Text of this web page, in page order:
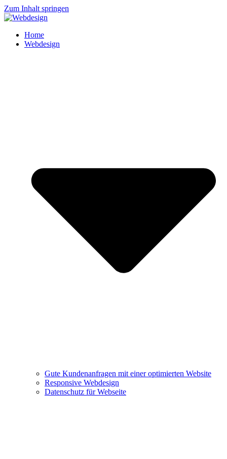
Zum Inhalt springen
Home
Webdesign
Gute Kundenanfragen mit einer optimierten Website
Responsive Webdesign
Datenschutz für Webseite